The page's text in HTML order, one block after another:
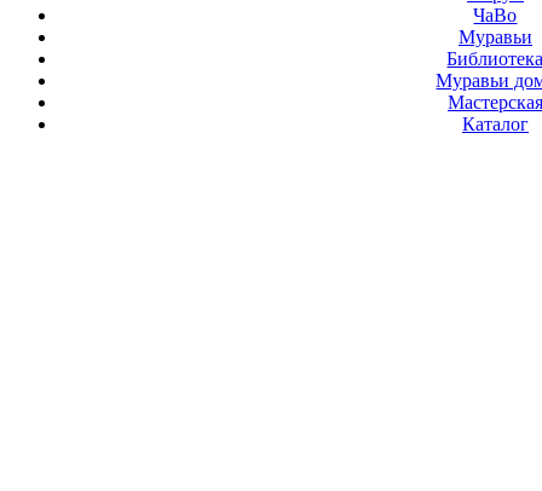
ЧаВо
Муравьи
Муравьи
Мастерская
Каталог